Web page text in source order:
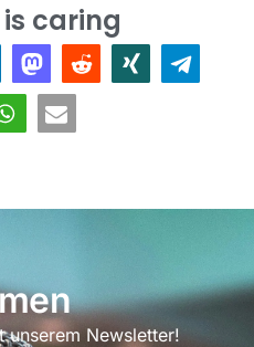
caring
unserem Newsletter!